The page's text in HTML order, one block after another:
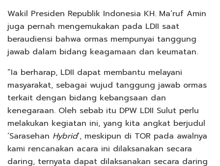
Wakil Presiden Republik Indonesia KH. Ma’ruf Amin
juga pernah mengemukakan pada LDII saat
beraudiensi bahwa ormas mempunyai tanggung
jawab dalam bidang keagamaan dan keumatan.
“Ia berharap, LDII dapat membantu melayani
masyarakat, sebagai wujud tanggung jawab ormas
terkait dengan bidang kebangsaan dan
kenegaraan. Oleh sebab itu DPW LDII Sulut perlu
melakukan kegiatan ini, yang kita angkat berjudul
‘Sarasehan Hybrid‘, meskipun di TOR pada awalnya
kami rencanakan acara ini dilaksanakan secara
daring, ternyata dapat dilaksanakan secara daring